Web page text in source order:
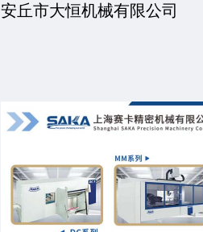
安丘市大恒机械有限公司